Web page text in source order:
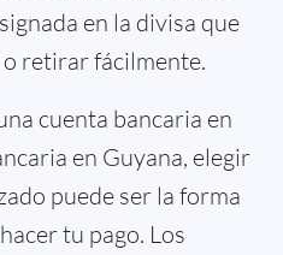
en la divisa que
o retirar fácilmente.
cuenta bancaria en
en Guyana, elegir
puede ser la forma
tu pago. Los